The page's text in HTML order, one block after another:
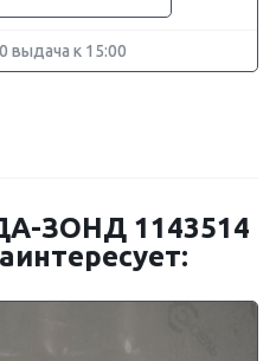
выдача к 15:00
ЗОНД 1143514